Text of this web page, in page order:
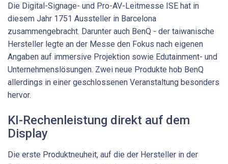
Die Digital-Signage- und Pro-AV-Leitmesse ISE hat in
diesem Jahr 1751 Aussteller in Barcelona
zusammengebracht. Darunter auch BenQ - der taiwanische
Hersteller legte an der Messe den Fokus nach eigenen
Angaben auf immersive Projektion sowie Edutainment- und
Unternehmenslösungen. Zwei neue Produkte hob BenQ
allerdings in einer geschlossenen Veranstaltung besonders
hervor.
KI-Rechenleistung direkt auf dem
Display
Die erste Produktneuheit, auf die der Hersteller in der